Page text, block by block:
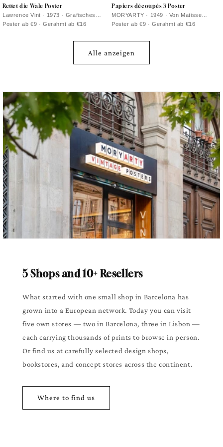
Rettet die Wale Poster
Lawrence Vint · 1973 · Grafisches
Poster zum Meeresschutz mit
Poster ab €9 · Gerahmt ab €16
Papiers découpés 3 Poster
MORYARTY · 1949 · Von Matisse
inspiriertes Poster mit kräftigen roten
Poster ab €9 · Gerahmt ab €16
Alle anzeigen
5 Shops and 10+ Resellers
What started with one small shop in Barcelona has
grown into a European network. Today you can visit
five own stores — two in Barcelona, three in Lisbon —
each carrying thousands of prints to browse in person.
Or find us at carefully selected design shops,
bookstores, and concept stores across the continent.
Where to find us